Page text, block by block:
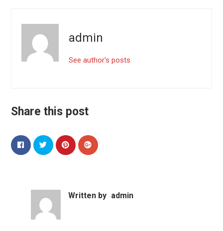
admin
See author's posts
Share this post
Written by admin